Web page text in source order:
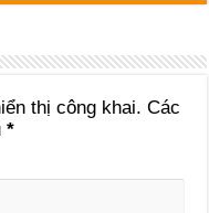
thị công khai. Các
*